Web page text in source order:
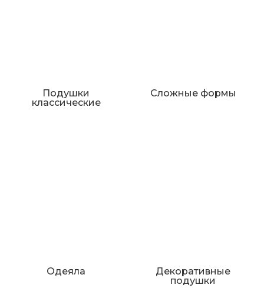
Подушки
классические
Сложные формы
Одеяла
Декоративные
подушки